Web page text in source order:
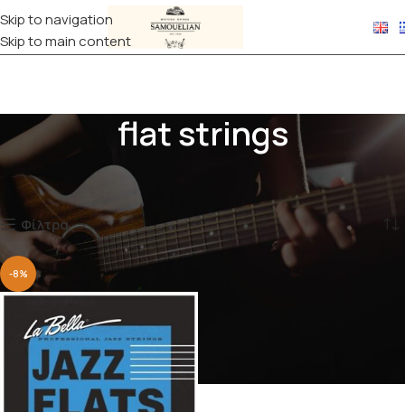
Skip to navigation
Skip to main content
flat strings
Αρχική σελίδα
Προϊόντα με ετικέτα “flat strings”
Εμφάνιση του μοναδικού αποτελέσματος
Φίλτρα
-8%